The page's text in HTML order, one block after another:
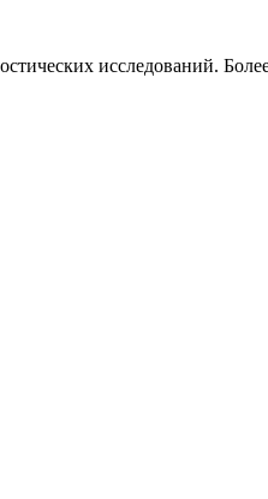
исследований.